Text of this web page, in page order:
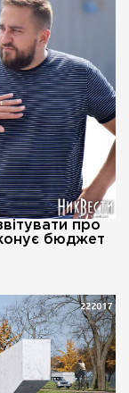
про
бюджет